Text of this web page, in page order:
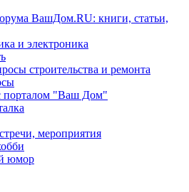
ВашДом.RU: книги, статьи,
и электроника
строительства и ремонта
порталом "Ваш Дом"
мероприятия
юмор